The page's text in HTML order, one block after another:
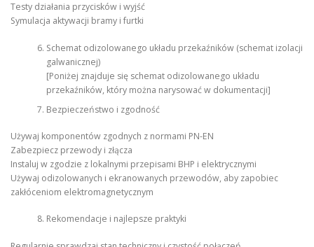
Testy działania przycisków i wyjść
Symulacja aktywacji bramy i furtki
Schemat odizolowanego układu przekaźników (schemat izolacji
galwanicznej)
[Poniżej znajduje się schemat odizolowanego układu
przekaźników, który można narysować w dokumentacji]
Bezpieczeństwo i zgodność
Używaj komponentów zgodnych z normami PN-EN
Zabezpiecz przewody i złącza
Instaluj w zgodzie z lokalnymi przepisami BHP i elektrycznymi
Używaj odizolowanych i ekranowanych przewodów, aby zapobiec
zakłóceniom elektromagnetycznym
Rekomendacje i najlepsze praktyki